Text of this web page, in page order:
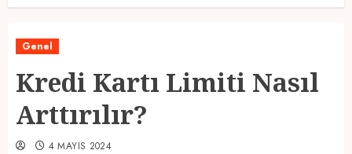
Genel
Kredi Kartı Limiti Nasıl
Arttırılır?
4 MAYIS 2024